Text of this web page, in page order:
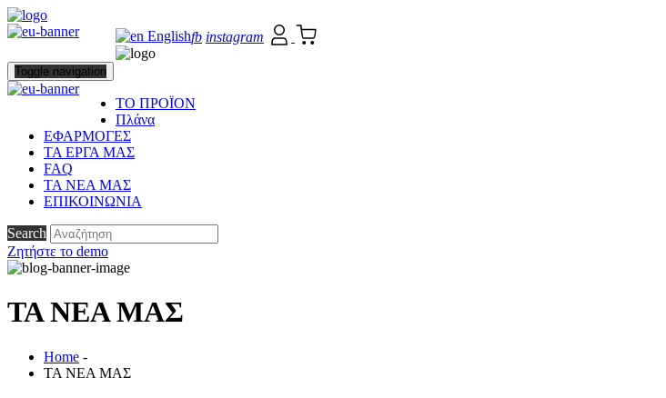
Englishfb instagram
Toggle navigation
ΤΟ ΠΡΟΪΟΝ
Πλάνα
ΕΦΑΡΜΟΓΕΣ
ΤΑ ΕΡΓΑ ΜΑΣ
FAQ
ΤΑ ΝΕΑ ΜΑΣ
ΕΠΙΚΟΙΝΩΝΙΑ
Search
Ζητήστε το demo
ΤΑ ΝΕΑ ΜΑΣ
Home -
ΤΑ ΝΕΑ ΜΑΣ